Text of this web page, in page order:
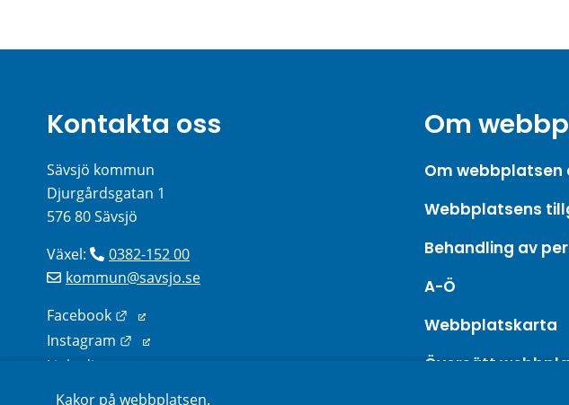
Kontakta oss
Sävsjö kommun
Djurgårdsgatan 1
576 80 Sävsjö
Växel:
0382-152 00
kommun@savsjo.se
Facebook
Länk till annan webbplats.
Instagram
Länk till annan webbplats.
Linkedin
Om
Om webbplatsen
Webbplatsens
Behandling av
A-Ö
Webbplatskarta
Översätt
Kakor på webbplatsen.